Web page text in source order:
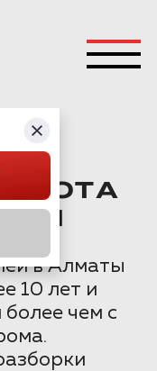
в Алматы
10 лет и
чем с